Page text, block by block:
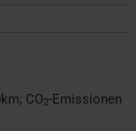
; CO2-Emissionen